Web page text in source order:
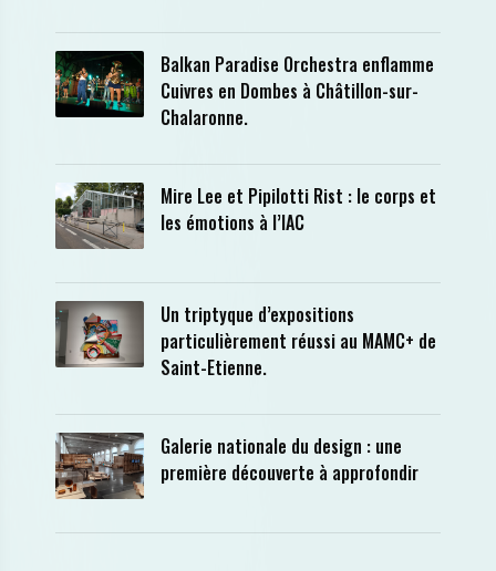
Balkan Paradise Orchestra enflamme
Cuivres en Dombes à Châtillon-sur-
Chalaronne.
Mire Lee et Pipilotti Rist : le corps et
les émotions à l’IAC
Un triptyque d’expositions
particulièrement réussi au MAMC+ de
Saint-Etienne.
Galerie nationale du design : une
première découverte à approfondir